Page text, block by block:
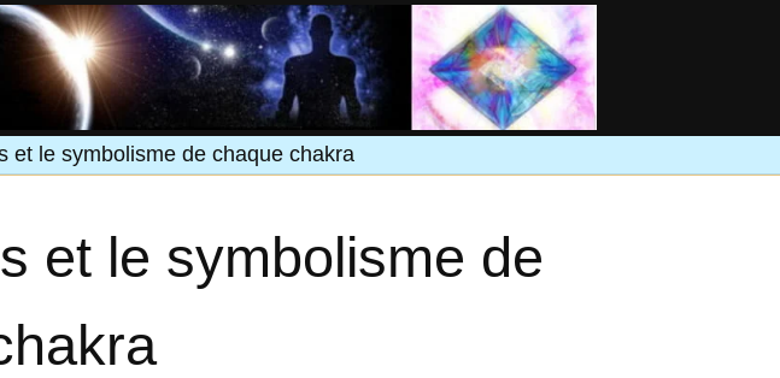
et le symbolisme de chaque chakra
et le symbolisme de